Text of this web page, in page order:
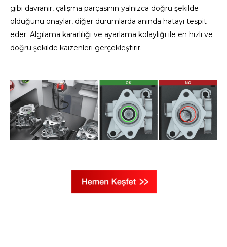
gibi davranır, çalışma parçasının yalnızca doğru şekilde
olduğunu onaylar, diğer durumlarda anında hatayı tespit
eder. Algılama kararlılığı ve ayarlama kolaylığı ile en hızlı ve
doğru şekilde kaizenleri gerçekleştirir.